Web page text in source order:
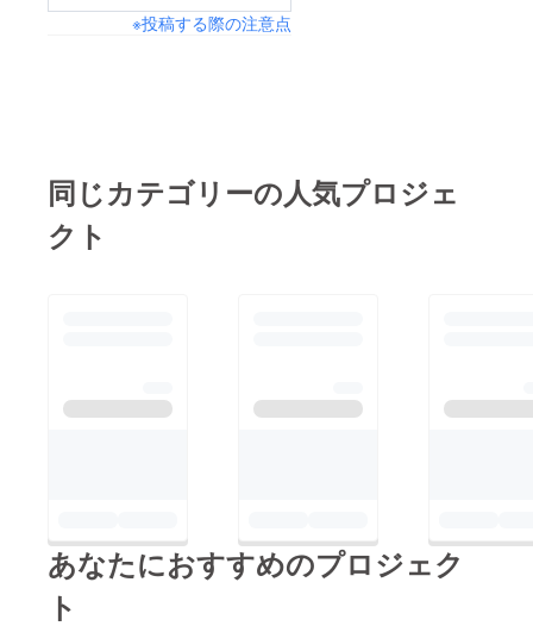
決まり次第、ご報告さ
詳細は後ほどおしらせ
します。席数に若干、
ターンに含まれている
ください。よろしくお
※投稿する際の注意点
同じカテゴリーの人気プロジェ
クト
あなたにおすすめのプロジェク
ト